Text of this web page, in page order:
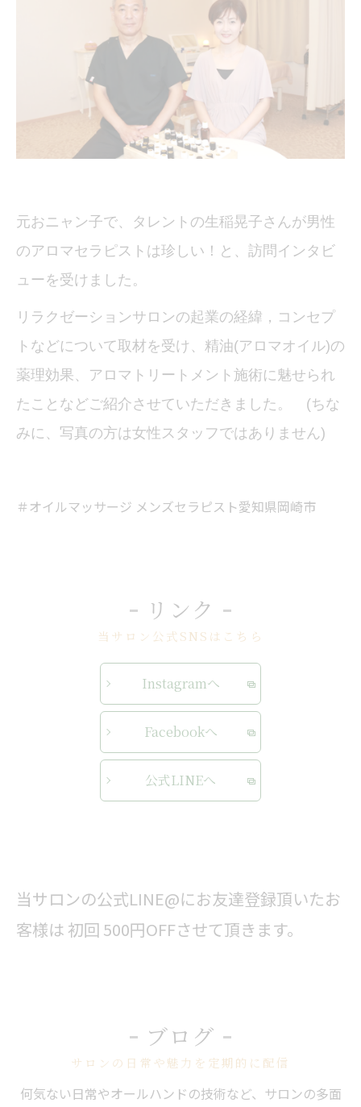
元おニャン子で、タレントの生稲晃子さんが男性
のアロマセラピストは珍しい！と、訪問インタビ
ューを受けました。
リラクゼーションサロンの起業の経緯，コンセプ
トなどについて取材を受け、精油(アロマオイル)の
薬理効果、アロマトリートメント施術に魅せられ
たことなどご紹介させていただきました。 (ちな
みに、写真の方は女性スタッフではありません)
＃オイルマッサージ メンズセラピスト愛知県岡崎市
当サロン公式SNSはこちら
リンク
Instagramへ
Facebookへ
公式LINEへ
当サロンの公式LINE@にお友達登録頂いたお
客様は 初回 500円OFFさせて頂きます。
サロンの日常や魅力を定期的に配信
ブログ
何気ない日常やオールハンドの技術など、サロンの多面